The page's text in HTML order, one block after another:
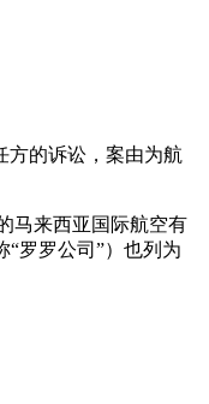
方的诉讼，案由为航
马来西亚国际航空有
罗罗公司”）也列为